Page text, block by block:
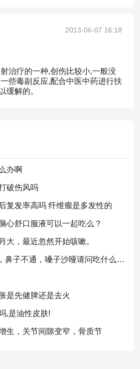
2013-06-07 16:18
治疗的一种,创伤比较小,一般没
些毒副反应,配合中医中药进行扶
缓解的。
办啊
破伤风吗
复发率高吗 纤维瘤是多发性的
心舒口服液可以一起吃么？
大，最近忽然开始咳嗽。
你好，鼻炎犯了，鼻子不通，嗓子沙哑请问吃什么药比较好？
是先健脾还是去火
,是油性皮肤!
生，关节间隙变窄，骨质节